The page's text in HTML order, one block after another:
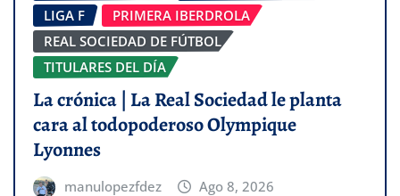
LIGA F
PRIMERA IBERDROLA
REAL SOCIEDAD DE FÚTBOL
TITULARES DEL DÍA
La crónica | La Real Sociedad le planta
cara al todopoderoso Olympique
Lyonnes
manulopezfdez Ago 8, 2026